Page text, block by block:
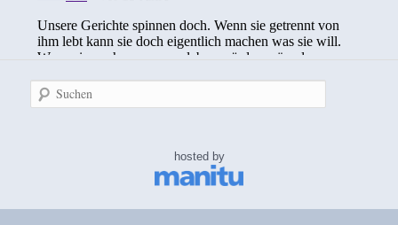
Suchen
hosted by